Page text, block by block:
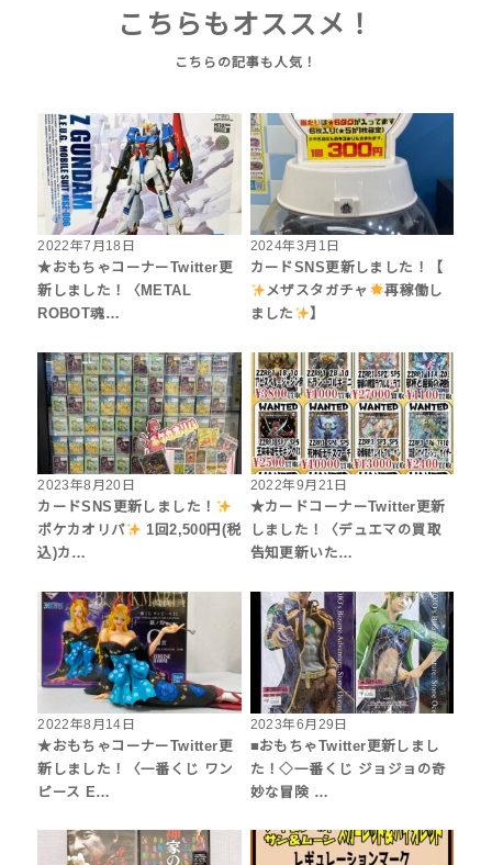
こちらもオススメ！
2022年7月18日
★おもちゃコーナーTwitter更
新しました！〈METAL
ROBOT魂…
2024年3月1日
カードSNS更新しました！【
メザスタガチャ
再稼働し
ました
】
2023年8月20日
カードSNS更新しました！
ポケカオリパ
1回2,500円(税
込)カ…
2022年9月21日
★カードコーナーTwitter更新
しました！〈デュエマの買取
告知更新いた…
2022年8月14日
★おもちゃコーナーTwitter更
新しました！〈一番くじ ワン
ピース E…
2023年6月29日
■おもちゃTwitter更新しまし
た！◇一番くじ ジョジョの奇
妙な冒険 …